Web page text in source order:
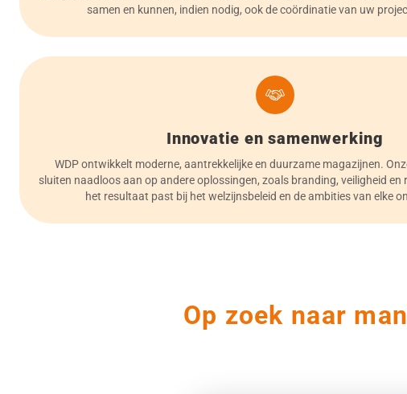
samen en kunnen, indien nodig, ook de coördinatie van uw
Innovatie en samenwerking
WDP ontwikkelt moderne, aantrekkelijke en duurzame magazijnen.
sluiten naadloos aan op andere oplossingen, zoals branding, veiligheid
het resultaat past bij het welzijnsbeleid en de ambities van elke
Op zoek naar